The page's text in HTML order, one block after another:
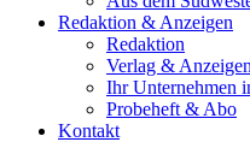
Redaktion & Anzeigen
Redaktion
Verlag &
Ihr Unternehmen
Probeheft & Abo
Kontakt